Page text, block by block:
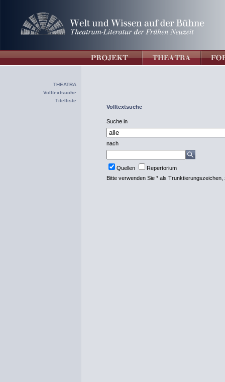
THEATRA
Volltextsuche
Titelliste
Volltextsuche
Suche in
nach
Quellen
Repertorium
Bitte verwenden Sie * als Trunktierungszeichen,